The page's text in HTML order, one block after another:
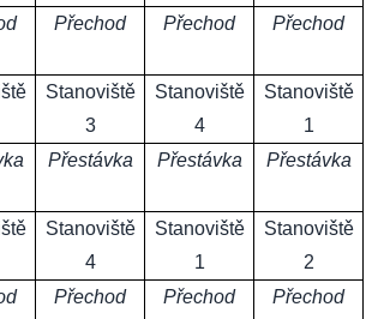
Přechod Přechod Přechod
Stanoviště
3
Stanoviště
4
Stanoviště
1
Přestávka Přestávka Přestávka
Stanoviště
4
Stanoviště
1
Stanoviště
2
Přechod Přechod Přechod